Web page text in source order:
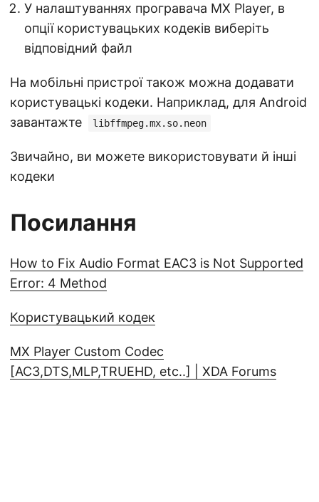
У налаштуваннях програвача MX Player, в
опції користувацьких кодеків виберіть
відповідний файл
На мобільні пристрої також можна додавати
користувацькі кодеки. Наприклад, для Android
завантажте
libffmpeg.mx.so.neon
Звичайно, ви можете використовувати й інші
кодеки
Посилання
How to Fix Audio Format EAC3 is Not Supported
Error: 4 Method
Користувацький кодек
MX Player Custom Codec
[AC3,DTS,MLP,TRUEHD, etc..] | XDA Forums